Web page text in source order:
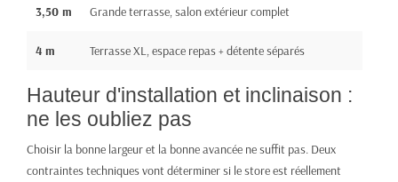
3,50 m Grande terrasse, salon extérieur complet
4 m Terrasse XL, espace repas + détente séparés
Hauteur d'installation et inclinaison :
ne les oubliez pas
Choisir la bonne largeur et la bonne avancée ne suffit pas. Deux
contraintes techniques vont déterminer si le store est réellement